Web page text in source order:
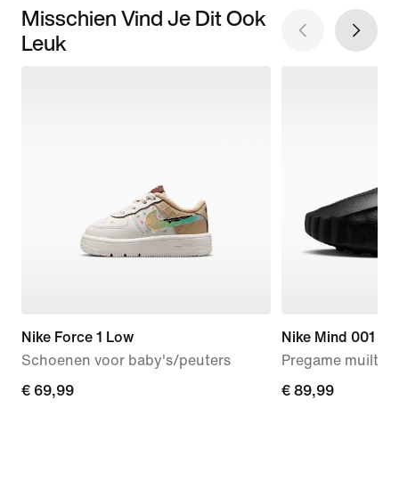
Misschien Vind Je Dit Ook
Leuk
Nike Force 1 Low
Schoenen voor baby's/peuters
€ 69,99
€ 69,99
Nike Mind 001
Pregame
€ 89,99
€ 89,99